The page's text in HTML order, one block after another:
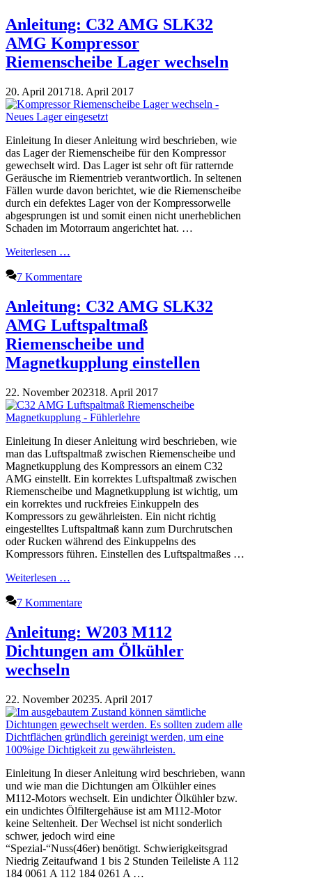
Anleitung: C32 AMG SLK32
AMG Kompressor
Riemenscheibe Lager wechseln
20. April 201718. April 2017
Einleitung In dieser Anleitung wird beschrieben, wie
das Lager der Riemenscheibe für den Kompressor
gewechselt wird. Das Lager ist sehr oft für ratternde
Geräusche im Riementrieb verantwortlich. In seltenen
Fällen wurde davon berichtet, wie die Riemenscheibe
durch ein defektes Lager von der Kompressorwelle
abgesprungen ist und somit einen nicht unerheblichen
Schaden im Motorraum angerichtet hat. …
Weiterlesen …
7 Kommentare
Anleitung: C32 AMG SLK32
AMG Luftspaltmaß
Riemenscheibe und
Magnetkupplung einstellen
22. November 202318. April 2017
Einleitung In dieser Anleitung wird beschrieben, wie
man das Luftspaltmaß zwischen Riemenscheibe und
Magnetkupplung des Kompressors an einem C32
AMG einstellt. Ein korrektes Luftspaltmaß zwischen
Riemenscheibe und Magnetkupplung ist wichtig, um
ein korrektes und ruckfreies Einkuppeln des
Kompressors zu gewährleisten. Ein nicht richtig
eingestelltes Luftspaltmaß kann zum Durchrutschen
oder Rucken während des Einkuppelns des
Kompressors führen. Einstellen des Luftspaltmaßes …
Weiterlesen …
7 Kommentare
Anleitung: W203 M112
Dichtungen am Ölkühler
wechseln
22. November 20235. April 2017
Einleitung In dieser Anleitung wird beschrieben, wann
und wie man die Dichtungen am Ölkühler eines
M112-Motors wechselt. Ein undichter Ölkühler bzw.
ein undichtes Ölfiltergehäuse ist am M112-Motor
keine Seltenheit. Der Wechsel ist nicht sonderlich
schwer, jedoch wird eine
“Spezial-“Nuss(46er) benötigt. Schwierigkeitsgrad
Niedrig Zeitaufwand 1 bis 2 Stunden Teileliste A 112
184 0061 A 112 184 0261 A …